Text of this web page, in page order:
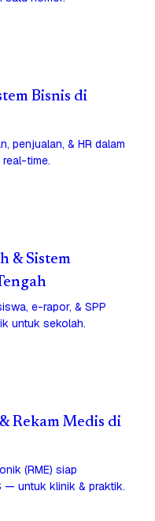
Bisnis di
penjualan, & HR dalam
time.
& Sistem
e-rapor, & SPP
untuk sekolah.
Rekam Medis di
(RME) siap
— untuk klinik & praktik.